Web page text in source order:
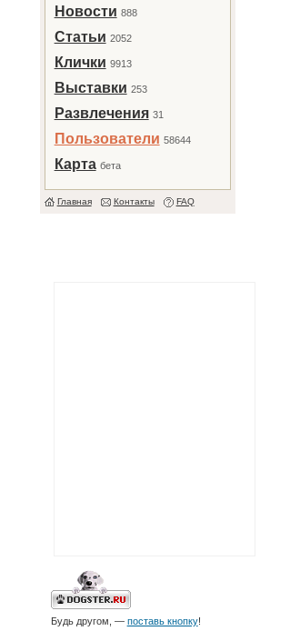
Новости 888
Статьи 2052
Клички 9913
Выставки 253
Развлечения 31
Пользователи 58644
Карта бета
Главная Контакты FAQ
Будь другом, — поставь кнопку!